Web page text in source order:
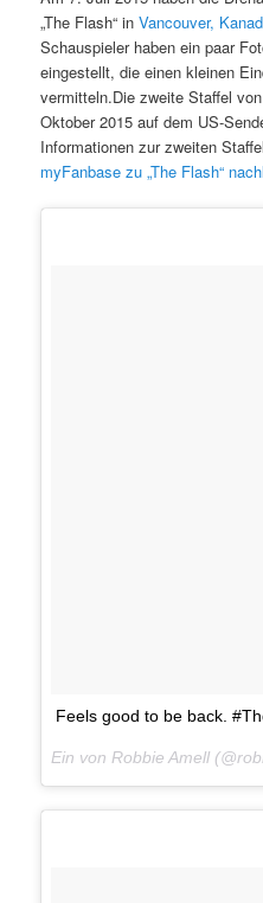
„The Flash“ inVancouver,
Schauspieler haben ein paar
eingestellt, die einen kleinen
vermitteln.Die zweite Staffel
Oktober 2015 auf dem US-
Informationen zur zweiten
myFanbase zu „The Flash“
Feels good to be back.